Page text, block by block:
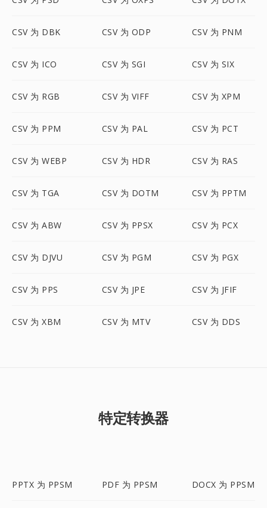
CSV 为 DBK CSV 为 ODP CSV 为 PNM
CSV 为 ICO CSV 为 SGI CSV 为 SIX
CSV 为 RGB CSV 为 VIFF CSV 为 XPM
CSV 为 PPM CSV 为 PAL CSV 为 PCT
CSV 为 WEBP CSV 为 HDR CSV 为 RAS
CSV 为 TGA CSV 为 DOTM CSV 为 PPTM
CSV 为 ABW CSV 为 PPSX CSV 为 PCX
CSV 为 DJVU CSV 为 PGM CSV 为 PGX
CSV 为 PPS CSV 为 JPE CSV 为 JFIF
CSV 为 XBM CSV 为 MTV CSV 为 DDS
特定转换器
PPTX 为 PPSM PDF 为 PPSM DOCX 为 PPSM